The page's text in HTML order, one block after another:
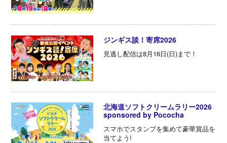
ジンギス談！寄席2026
見逃し配信は8月16日(日)まで！
北海道ソフトクリームラリー2026
sponsored by Pococha
スマホでスタンプを集めて豪華賞品を
当てよう!